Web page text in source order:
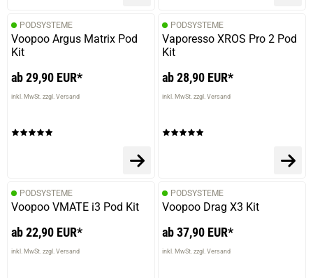
PODSYSTEME
Voopoo Argus Matrix Pod
Kit
ab 29,90 EUR*
inkl. MwSt. zzgl. Versand
PODSYSTEME
Vaporesso XROS Pro 2 Pod
Kit
ab 28,90 EUR*
inkl. MwSt. zzgl. Versand
PODSYSTEME
Voopoo VMATE i3 Pod Kit
ab 22,90 EUR*
inkl. MwSt. zzgl. Versand
PODSYSTEME
Voopoo Drag X3 Kit
ab 37,90 EUR*
inkl. MwSt. zzgl. Versand